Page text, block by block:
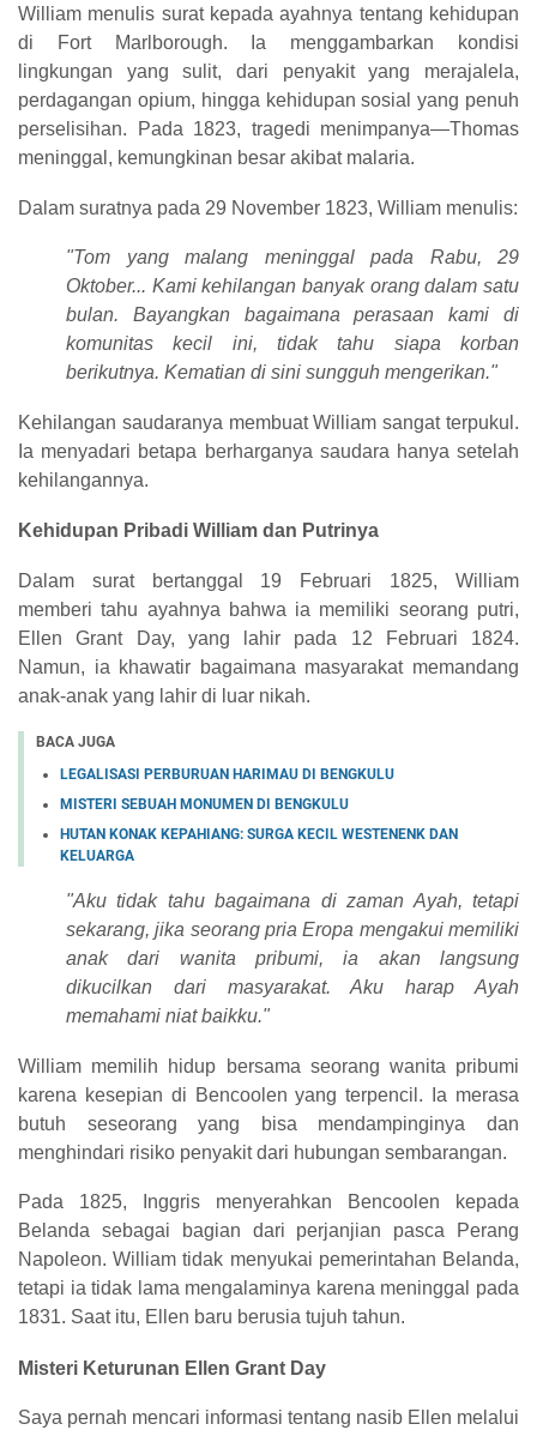
William menulis surat kepada ayahnya tentang kehidupan
di Fort Marlborough. Ia menggambarkan kondisi
lingkungan yang sulit, dari penyakit yang merajalela,
perdagangan opium, hingga kehidupan sosial yang penuh
perselisihan. Pada 1823, tragedi menimpanya—Thomas
meninggal, kemungkinan besar akibat malaria.
Dalam suratnya pada 29 November 1823, William menulis:
"Tom yang malang meninggal pada Rabu, 29
Oktober... Kami kehilangan banyak orang dalam satu
bulan. Bayangkan bagaimana perasaan kami di
komunitas kecil ini, tidak tahu siapa korban
berikutnya. Kematian di sini sungguh mengerikan."
Kehilangan saudaranya membuat William sangat terpukul.
Ia menyadari betapa berharganya saudara hanya setelah
kehilangannya.
Kehidupan Pribadi William dan Putrinya
Dalam surat bertanggal 19 Februari 1825, William
memberi tahu ayahnya bahwa ia memiliki seorang putri,
Ellen Grant Day, yang lahir pada 12 Februari 1824.
Namun, ia khawatir bagaimana masyarakat memandang
anak-anak yang lahir di luar nikah.
BACA JUGA
LEGALISASI PERBURUAN HARIMAU DI BENGKULU
MISTERI SEBUAH MONUMEN DI BENGKULU
HUTAN KONAK KEPAHIANG: SURGA KECIL WESTENENK DAN
KELUARGA
"Aku tidak tahu bagaimana di zaman Ayah, tetapi
sekarang, jika seorang pria Eropa mengakui memiliki
anak dari wanita pribumi, ia akan langsung
dikucilkan dari masyarakat. Aku harap Ayah
memahami niat baikku."
William memilih hidup bersama seorang wanita pribumi
karena kesepian di Bencoolen yang terpencil. Ia merasa
butuh seseorang yang bisa mendampinginya dan
menghindari risiko penyakit dari hubungan sembarangan.
Pada 1825, Inggris menyerahkan Bencoolen kepada
Belanda sebagai bagian dari perjanjian pasca Perang
Napoleon. William tidak menyukai pemerintahan Belanda,
tetapi ia tidak lama mengalaminya karena meninggal pada
1831. Saat itu, Ellen baru berusia tujuh tahun.
Misteri Keturunan Ellen Grant Day
Saya pernah mencari informasi tentang nasib Ellen melalui